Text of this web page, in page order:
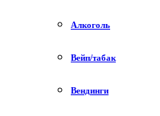
Алкоголь
Вейп/табак
Вендинги